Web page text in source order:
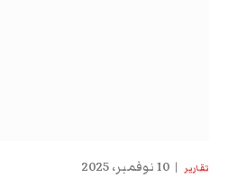
تقارير 10 نوفمبر، 2025